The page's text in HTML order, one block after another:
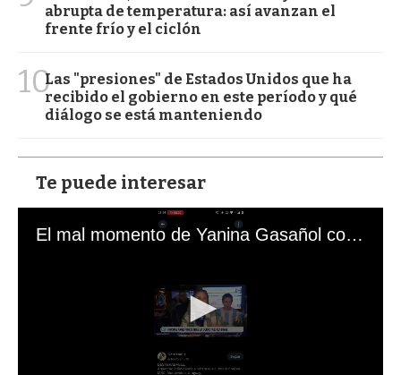
abrupta de temperatura: así avanzan el
frente frío y el ciclón
10Las "presiones" de Estados Unidos que ha
recibido el gobierno en este período y qué
diálogo se está manteniendo
Te puede interesar
El mal momento de Yanina Gasañol con un hincha argentino en "Subrayado"